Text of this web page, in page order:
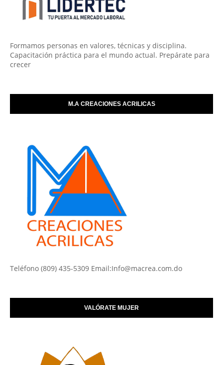
Formamos personas en valores, técnicas y disciplina.
Capacitación práctica para el mundo actual. Prepárate para
crecer
M.A CREACIONES ACRILICAS
Teléfono (809) 435-5309 Email:Info@macrea.com.do
VALÓRATE MUJER